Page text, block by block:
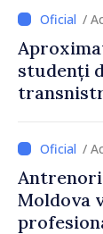
/
studenți
/
Moldova